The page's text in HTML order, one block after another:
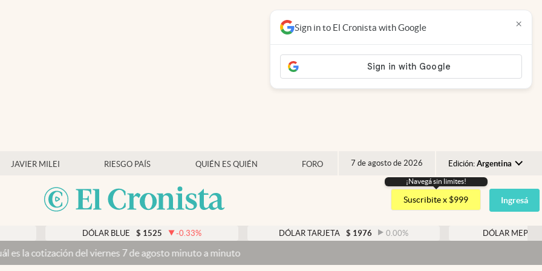
JAVIER MILEI RIESGO PAÍS QUIÉN ES QUIÉN FORO 7 de agosto de 2026 Edición: Argentina
Argentina
España
USA
¡Navegá sin limites!
Suscribite x $999 Ingresá
DÓLAR BLUE $ 1525 -0.33 % DÓLAR TARJETA $ 1976 0.00 % DÓLAR MEP $ 1525,22
del viernes 7 de agosto minuto a minuto
Sign in to El Cronista with Google ×